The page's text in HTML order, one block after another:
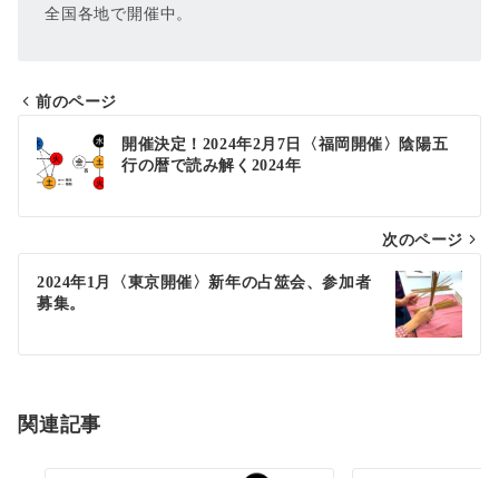
全国各地で開催中。
投
稿
ビ
ゲ
シ
ン
前のページ
開催決定！2024年2月7日〈福岡開催〉陰陽五
行の暦で読み解く2024年
次のページ
2024年1月〈東京開催〉新年の占筮会、参加者
募集。
関連記事